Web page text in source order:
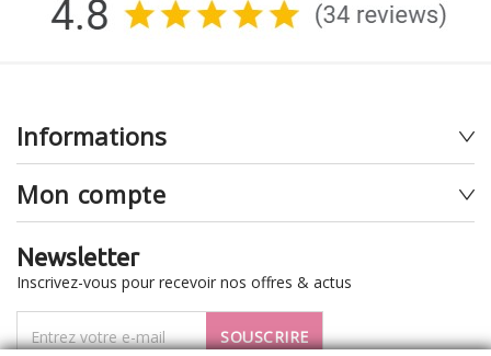
Informations
Mon compte
Newsletter
Inscrivez-vous pour recevoir nos offres & actus
SOUSCRIRE